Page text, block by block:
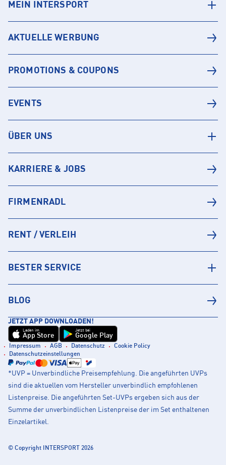
MEIN INTERSPORT
AKTUELLE WERBUNG
PROMOTIONS & COUPONS
EVENTS
ÜBER UNS
KARRIERE & JOBS
FIRMENRADL
RENT / VERLEIH
BESTER SERVICE
BLOG
JETZT APP DOWNLOADEN!
Laden im
App Store
Jetzt bei
Google Play
Impressum AGB Datenschutz
Cookie Policy
Datenschutzeinstellungen
*UVP = Unverbindliche Preisempfehlung. Die angeführten UVPs
sind die aktuellen vom Hersteller unverbindlich empfohlenen
Listenpreise. Die angeführten Set-UVPs ergeben sich aus der
Summe der unverbindlichen Listenpreise der im Set enthaltenen
Einzelartikel.
© Copyright INTERSPORT 2026